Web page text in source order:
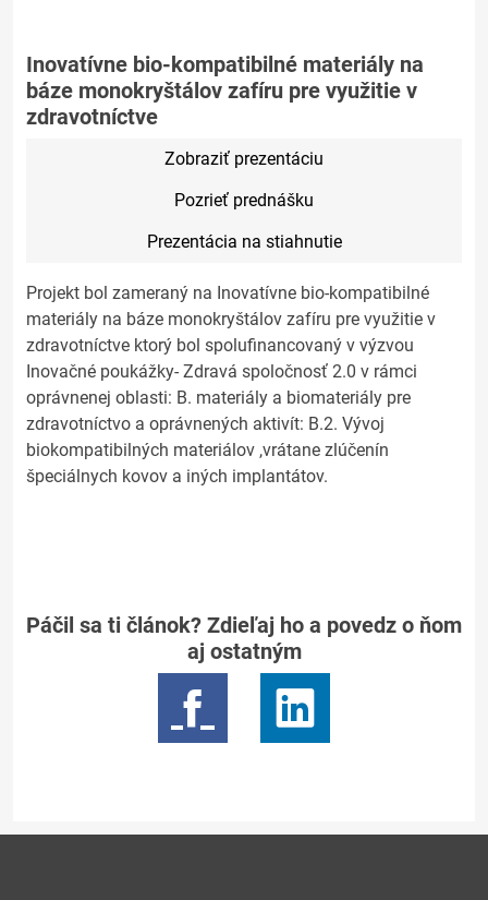
Inovatívne bio-kompatibilné materiály na
báze monokryštálov zafíru pre využitie v
zdravotníctve
Zobraziť prezentáciu
Pozrieť prednášku
Prezentácia na stiahnutie
Projekt bol zameraný na Inovatívne bio-kompatibilné
materiály na báze monokryštálov zafíru pre využitie v
zdravotníctve ktorý bol spolufinancovaný v výzvou
Inovačné poukážky- Zdravá spoločnosť 2.0 v rámci
oprávnenej oblasti: B. materiály a biomateriály pre
zdravotníctvo a oprávnených aktivít: B.2. Vývoj
biokompatibilných materiálov ,vrátane zlúčenín
špeciálnych kovov a iných implantátov.
Páčil sa ti článok? Zdieľaj ho a povedz o ňom
aj ostatným